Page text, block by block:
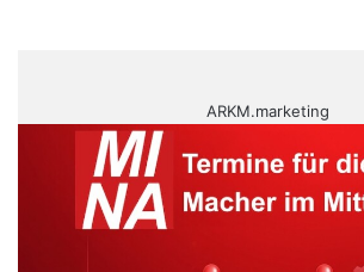
ARKM.marketing